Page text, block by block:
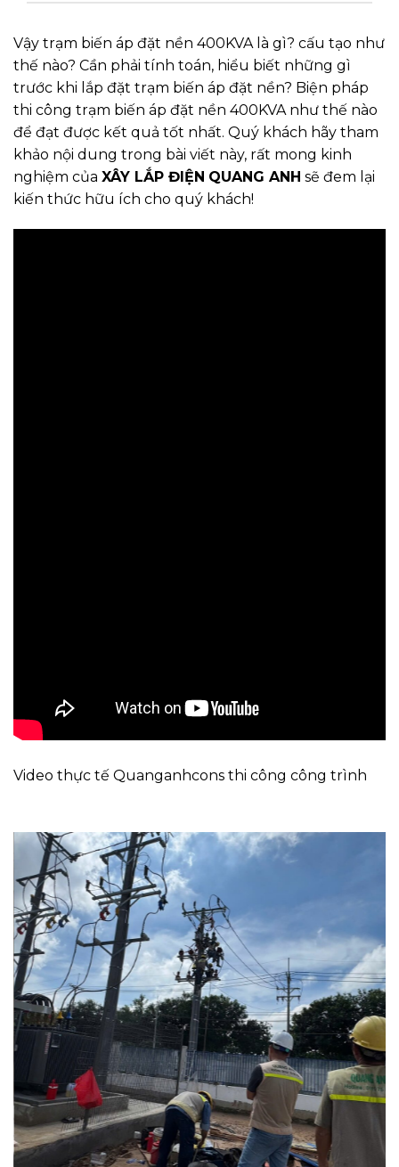
Vậy trạm biến áp đặt nền 400KVA là gì? cấu tạo như
thế nào? Cần phải tính toán, hiểu biết những gì
trước khi lắp đặt trạm biến áp đặt nền? Biện pháp
thi công trạm biến áp đặt nền 400KVA như thế nào
để đạt được kết quả tốt nhất. Quý khách hãy tham
khảo nội dung trong bài viết này, rất mong kinh
nghiệm của XÂY LẮP ĐIỆN QUANG ANH sẽ đem lại
kiến thức hữu ích cho quý khách!
Video thực tế Quanganhcons thi công công trình